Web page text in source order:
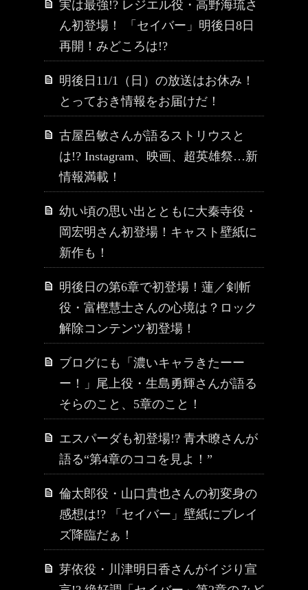
実は最強!? レジエル役・高野海琉さ
ん初登場！ 「セイバー」明後日8日
再開！みどころは!?
明後日11/1（日）の放送はお休み！
とっておき情報をお届けだ！
古屋呂敏さんが語るストリウスと
は!? Instagram、映画、超英雄祭…新
情報満載！
幼い頃の思い出とともに大秦寺役・
岡宏明さん初登場！キャスト壁紙に
新作も！
明後日の第6章で初登場！蓮／剣斬
役・富樫慧士さんの心境は？ロック
解除コンテンツ初登場！
ブログにも「濃いキャラきたーー
ー！」尾上役・生島勇輝さんが語る
そらのこと、5章のこと！
エスパーダも初登場!? 青木瞭さんが
語る“第4章のココを見よ！”
倫太郎役・山口貴也さんの初変身の
感想は!? 「セイバー」壁紙にブレイ
ズ降臨だぁ！
芽依役・川津明日香さんがイジり宣